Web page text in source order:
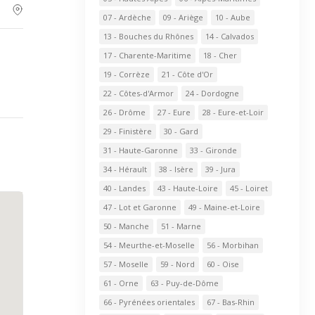
07 - Ardèche
09 - Ariège
10 - Aube
13 - Bouches du Rhônes
14 - Calvados
17 - Charente-Maritime
18 - Cher
19 - Corrèze
21 - Côte d'Or
22 - Côtes-d'Armor
24 - Dordogne
26 - Drôme
27 - Eure
28 - Eure-et-Loir
29 - Finistère
30 - Gard
31 - Haute-Garonne
33 - Gironde
34 - Hérault
38 - Isère
39 - Jura
40 - Landes
43 - Haute-Loire
45 - Loiret
47 - Lot et Garonne
49 - Maine-et-Loire
50 - Manche
51 - Marne
54 - Meurthe-et-Moselle
56 - Morbihan
57 - Moselle
59 - Nord
60 - Oise
61 - Orne
63 - Puy-de-Dôme
66 - Pyrénées orientales
67 - Bas-Rhin